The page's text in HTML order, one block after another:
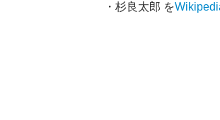
・杉良太郎 を